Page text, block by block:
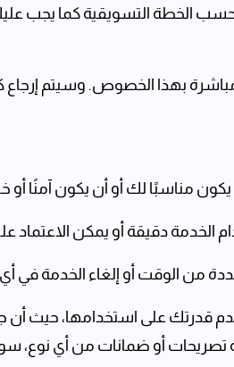
الخطة التسويقية كما يجب
بهذا الخصوص. وسيتم إرجاع
مناسبًا لك أو أن يكون آمنًا أو
الخدمة دقيقة أو يمكن الاعتماد
من الوقت أو إلغاء الخدمة
قدرتك على استخدامها، حيث أن
تصريحات أو ضمانات من أي نوع،